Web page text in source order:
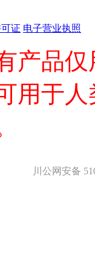
证 电子营业执照
产品
用于
川公网安备